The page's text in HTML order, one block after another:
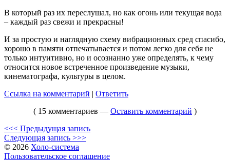
В который раз их переслушал, но как огонь или текущая вода
– каждый раз свежи и прекрасны!
И за простую и наглядную схему вибрационных сред спасибо,
хорошо в памяти отпечатывается и потом легко для себя не
только интуитивно, но и осознанно уже определять, к чему
относится новое встреченное произведение музыки,
кинематографа, культуры в целом.
Ссылка на комментарий | Ответить
( 15 комментариев — Оставить комментарий )
<<< Предыдущая запись
Следующая запись >>>
© 2026 Холо-система
Пользовательское соглашение